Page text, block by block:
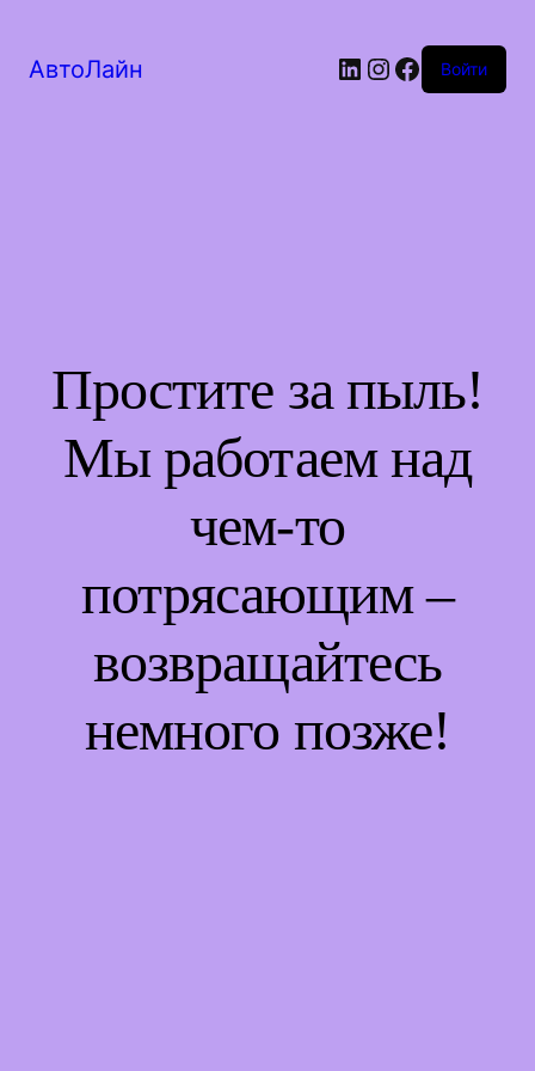
АвтоЛайн LinkedIn
Instagram
Facebook
Войти
Простите за пыль!
Мы работаем над
чем-то
потрясающим –
возвращайтесь
немного позже!